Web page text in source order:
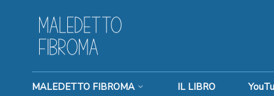
MALEDETTO FIBROMA IL LIBRO